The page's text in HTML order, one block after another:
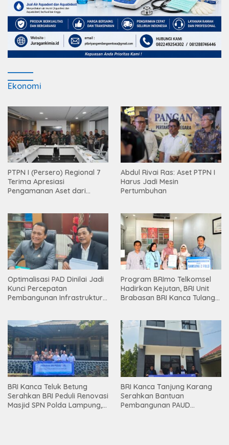
Ekonomi
PTPN I (Persero) Regional 7
Terima Apresiasi
Pengamanan Aset dari
Abdul Rivai Ras: Aset PTPN I
Harus Jadi Mesin
Pertumbuhan
Optimalisasi PAD Dinilai Jadi
Kunci Percepatan
Pembangunan Infrastruktur
Program BRImo Telkomsel
Hadirkan Kejutan, BRI Unit
Brabasan BRI Kanca Tulang
Mesuji
BRI Kanca Teluk Betung
Serahkan BRI Peduli Renovasi
Masjid SPN Polda Lampung,
BRI Kanca Tanjung Karang
Serahkan Bantuan
Pembangunan PAUD